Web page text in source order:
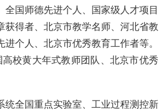
全国师德先进个人、国家级人才项目
获得者、北京市教学名师、河北省教
个人、北京市优秀教育工作者等。
校黄大年式教师团队、北京市优秀
统全国重点实验室、工业过程测控新